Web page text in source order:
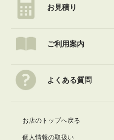
お見積り
ご利用案内
よくある質問
お店のトップへ戻る
個人情報の取扱い